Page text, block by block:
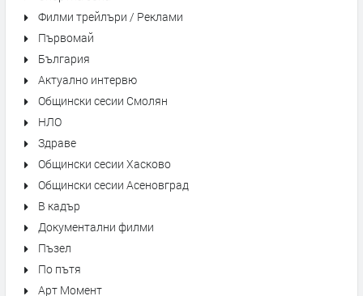
Филми трейлъри / Реклами
Първомай
България
Актуално интервю
Общински сесии Смолян
НЛО
Здраве
Общински сесии Хасково
Общински сесии Асеновград
В кадър
Документални филми
Пъзел
По пътя
Арт Момент